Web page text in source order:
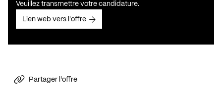
Veuillez transmettre votre candidature.
Lien web vers l'offre
Partager l'offre